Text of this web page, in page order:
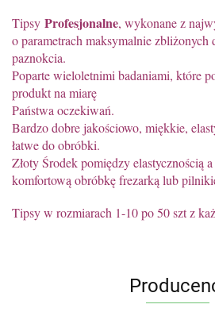
Tipsy Profesjonalne, wykonane z
o parametrach maksymalnie zbliżonych
paznokcia.
Poparte wieloletnimi badaniami, które
produkt na miarę
Państwa oczekiwań.
Bardzo dobre jakościowo, miękkie,
łatwe do obróbki.
Złoty Środek pomiędzy elastycznością
komfortową obróbkę frezarką lub
Tipsy w rozmiarach 1-10 po 50 szt z